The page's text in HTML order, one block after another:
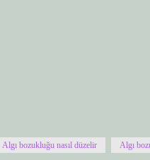
Algı bozukluğu nasıl düzelir Algı